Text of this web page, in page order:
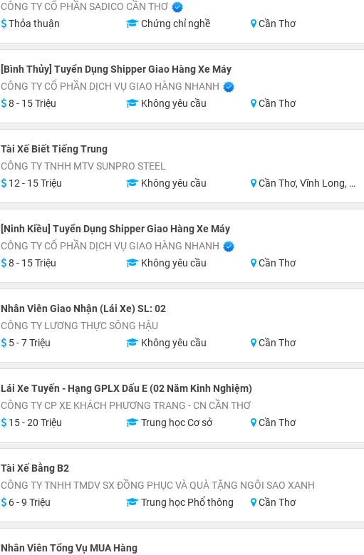
CÔNG TY CỔ PHẦN SADICO CẦN THƠ
Thỏa thuận
Chứng chỉ nghề Cần Thơ
[Bình Thủy] Tuyển Dụng Shipper Giao Hàng Xe Máy
CÔNG TY CỔ PHẦN DỊCH VỤ GIAO HÀNG NHANH
8 - 15 Triệu
Không yêu cầu Cần Thơ
Tài Xế Biết Tiếng Trung
CÔNG TY TNHH MTV SUNPRO STEEL
12 - 15 Triệu
Không yêu cầu Cần Thơ, Vĩnh Long, Hậu Giang
[Ninh Kiều] Tuyển Dụng Shipper Giao Hàng Xe Máy
CÔNG TY CỔ PHẦN DỊCH VỤ GIAO HÀNG NHANH
8 - 15 Triệu
Không yêu cầu Cần Thơ
Nhân Viên Giao Nhận (Lái Xe) SL: 02
CÔNG TY LƯƠNG THỰC SÔNG HẬU
5 - 7 Triệu
Không yêu cầu Cần Thơ
Lái Xe Tuyến - Hạng GPLX Dấu E (02 Năm Kinh Nghiệm)
CÔNG TY CP XE KHÁCH PHƯƠNG TRANG - CN CẦN THƠ
15 - 20 Triệu
Trung học Cơ sở Cần Thơ
Tài Xế Bằng B2
CÔNG TY TNHH TMDV SX ĐỒNG PHỤC VÀ QUÀ TẶNG NGÔI SAO XANH
6 - 9 Triệu
Trung học Phổ thông Cần Thơ
Nhân Viên Tổng Vụ MUA Hàng